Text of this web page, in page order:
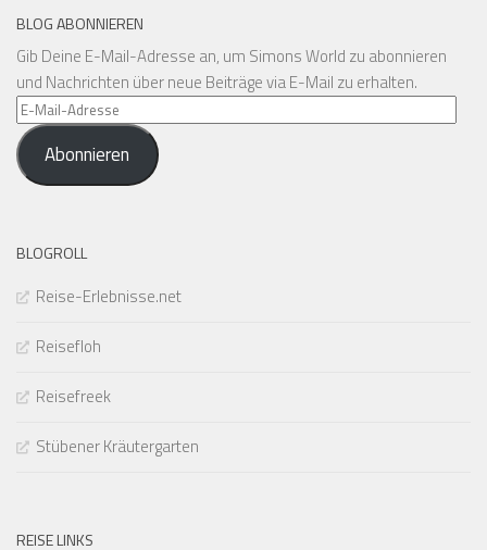
BLOG ABONNIEREN
Gib Deine E-Mail-Adresse an, um Simons World zu abonnieren
und Nachrichten über neue Beiträge via E-Mail zu erhalten.
E-
Mail-
AdresseAbonnieren
BLOGROLL
Reise-Erlebnisse.net
Reisefloh
Reisefreek
Stübener Kräutergarten
REISE LINKS